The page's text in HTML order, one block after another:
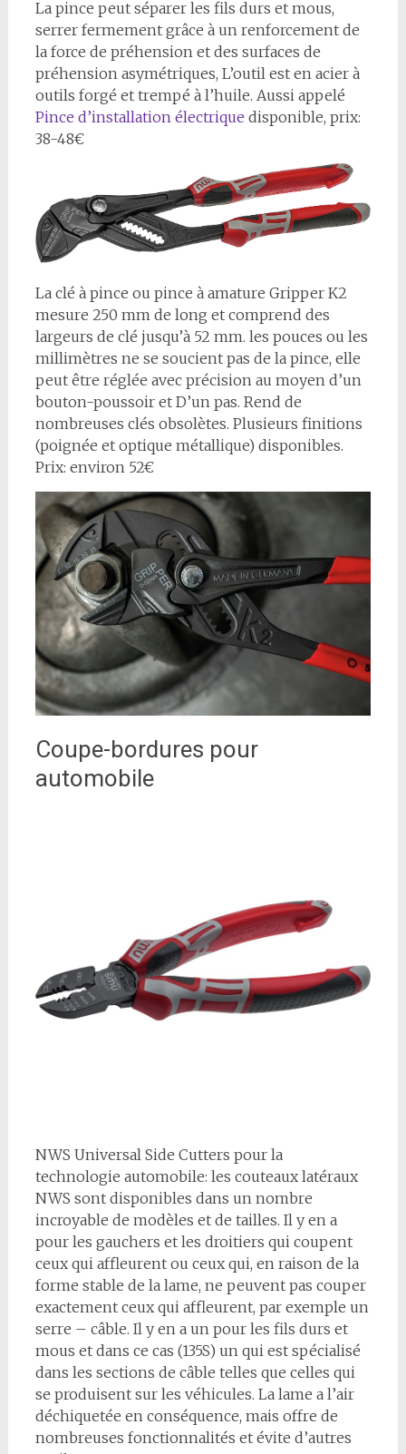
La pince peut séparer les fils durs et mous,
serrer fermement grâce à un renforcement de
la force de préhension et des surfaces de
préhension asymétriques, L’outil est en acier à
outils forgé et trempé à l’huile. Aussi appelé
Pince d’installation électrique disponible, prix:
38-48€
La clé à pince ou pince à amature Gripper K2
mesure 250 mm de long et comprend des
largeurs de clé jusqu’à 52 mm. les pouces ou les
millimètres ne se soucient pas de la pince, elle
peut être réglée avec précision au moyen d’un
bouton-poussoir et D’un pas. Rend de
nombreuses clés obsolètes. Plusieurs finitions
(poignée et optique métallique) disponibles.
Prix: environ 52€
Coupe-bordures pour
automobile
NWS Universal Side Cutters pour la
technologie automobile: les couteaux latéraux
NWS sont disponibles dans un nombre
incroyable de modèles et de tailles. Il y en a
pour les gauchers et les droitiers qui coupent
ceux qui affleurent ou ceux qui, en raison de la
forme stable de la lame, ne peuvent pas couper
exactement ceux qui affleurent, par exemple un
serre – câble. Il y en a un pour les fils durs et
mous et dans ce cas (135S) un qui est spécialisé
dans les sections de câble telles que celles qui
se produisent sur les véhicules. La lame a l’air
déchiquetée en conséquence, mais offre de
nombreuses fonctionnalités et évite d’autres